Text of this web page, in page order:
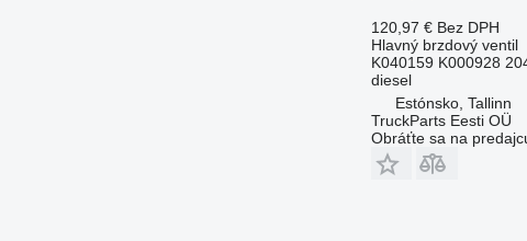
120,97 € Bez DPH
Hlavný brzdový ventil
K040159 K000928
diesel
Estónsko, Tallinn
TruckParts Eesti OÜ
Obráťte sa na